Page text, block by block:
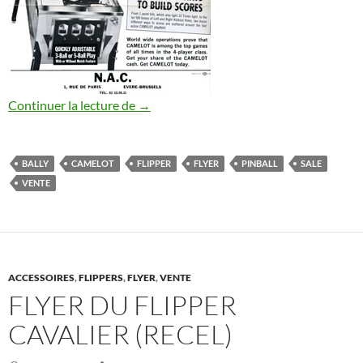
Continuer la lecture de Flyer du Flipper Camelot (Bally)
→
BALLY CAMELOT FLIPPER FLYER PINBALL
SALE
VENTE
ACCESSOIRES,FLIPPERS,FLYER,VENTE
FLYER DU FLIPPER
CAVALIER (RECEL)